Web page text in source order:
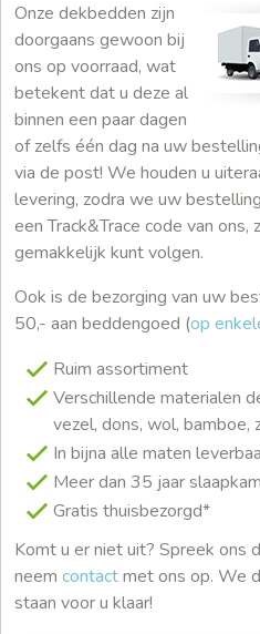
Onze dekbedden zijn
doorgaans gewoon bij
ons op voorraad, wat
betekent dat u deze al
binnen een paar dagen
of zelfs één dag na uw
via de post! We houden u
levering, zodra we uw
een Track&Trace code van
gemakkelijk kunt volgen.
Ook is de bezorging van uw
50,- aan beddengoed (op
Ruim assortiment
Verschillende materialen
vezel, dons, wol, bamboe,
In bijna alle maten
Meer dan 35 jaar
Gratis thuisbezorgd*
Komt u er niet uit? Spreek ons
neem contactmet ons op. We
staan voor u klaar!